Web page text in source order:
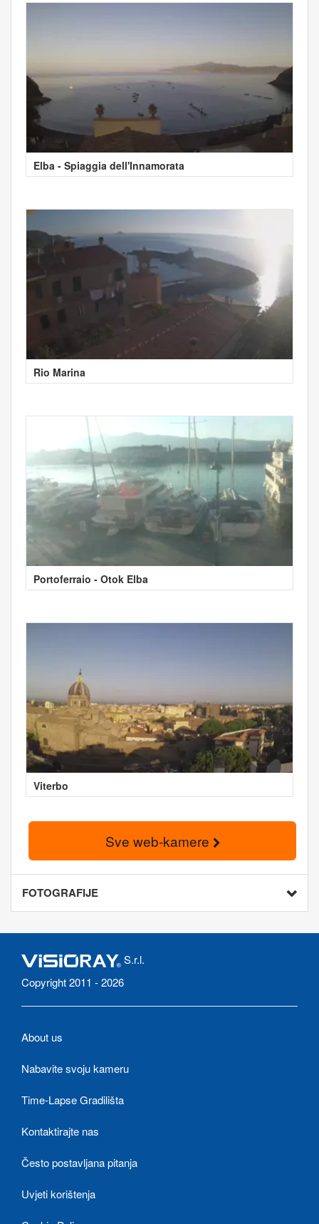
Elba - Spiaggia dell'Innamorata
Rio Marina
Portoferraio - Otok Elba
Viterbo
Sve web-kamere
FOTOGRAFIJE
S.r.l.
Copyright 2011 - 2026
About us
Nabavite svoju kameru
Time-Lapse Gradilišta
Kontaktirajte nas
Često postavljana pitanja
Uvjeti korištenja